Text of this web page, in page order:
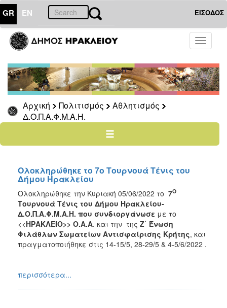
GR EN ΕΙΣΟΔΟΣ
Toggle
Αρχική Πολιτισμός
Αθλητισμός
Δ.Ο.Π.Α.Φ.Μ.Α.Η.
ΠΟΛΙΤΙΣΜΟΣ
Ποδήλατα
Ο
ΔΗΜΟΣ
ΑΝΘΕΚΤΙΚΗ
ΠΟΛΗ
Ολοκληρώθηκε το 7o Τουρνουά Τένις του
Δήμου Ηρακλείου
Ολοκληρώθηκε την Κυριακή 05/06/2022 το 7Ο
Τουρνουά Τένις του Δήμου Ηρακλείου-
Δ.Ο.Π.Α.Φ.Μ.Α.Η. που συνδιοργάνωσε με το
<<ΗΡΑΚΛΕΙΟ>> Ο.Α.Α. και την της Ζ΄ Ένωση
Φιλάθλων Σωματείων Αντισφαίρισης Κρήτης, και
πραγματοποιήθηκε στις 14-15/5, 28-29/5 & 4-5/6/2022 .
περισσότερα...